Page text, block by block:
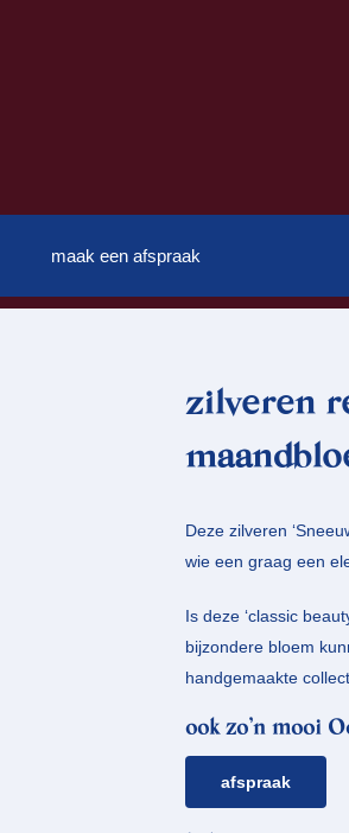
maak een afspraak
zilveren
Deze zilveren
wie een graag een
Is deze ‘classic
bijzondere bloem
handgemaakte
ook zo’n mooi
afspraak